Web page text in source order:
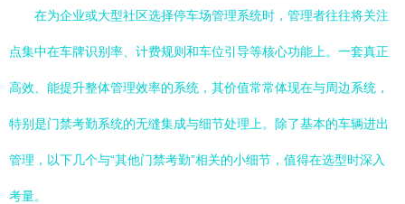
在为企业或大型社区选择停车场管理系统时，管理者往往将关注
点集中在车牌识别率、计费规则和车位引导等核心功能上。一套真正
高效、能提升整体管理效率的系统，其价值常常体现在与周边系统，
特别是门禁考勤系统的无缝集成与细节处理上。除了基本的车辆进出
管理，以下几个与“其他门禁考勤”相关的小细节，值得在选型时深入
考量。